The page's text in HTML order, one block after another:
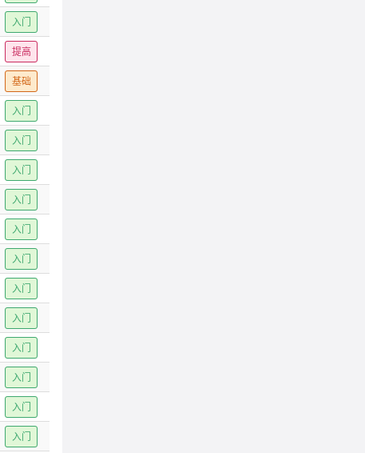
入门
提高
基础
入门
入门
入门
入门
入门
入门
入门
入门
入门
入门
入门
入门